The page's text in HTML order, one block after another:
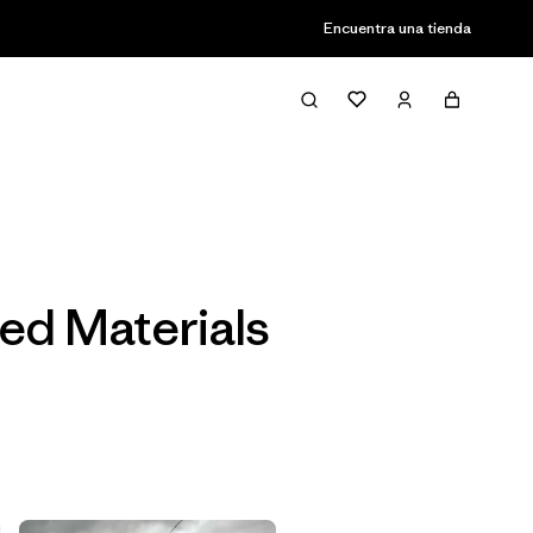
Encuentra una tienda
Filter & Sort
Materials